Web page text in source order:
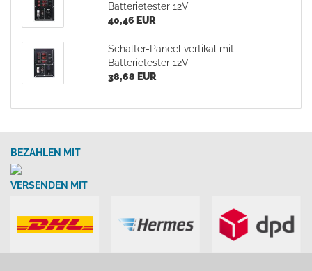
Batterietester 12V
40,46 EUR
Schalter-Paneel vertikal mit
Batterietester 12V
38,68 EUR
BEZAHLEN MIT
VERSENDEN MIT